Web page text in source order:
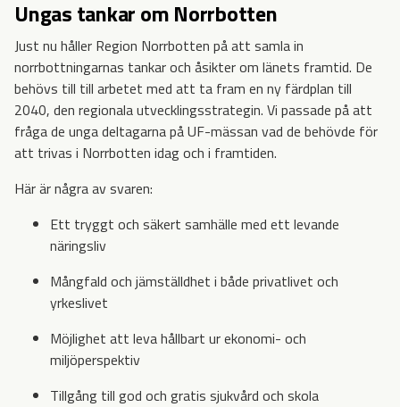
Ungas tankar om Norrbotten
Just nu håller Region Norrbotten på att samla in
norrbottningarnas tankar och åsikter om länets framtid. De
behövs till till arbetet med att ta fram en ny färdplan till
2040, den regionala utvecklingsstrategin. Vi passade på att
fråga de unga deltagarna på UF-mässan vad de behövde för
att trivas i Norrbotten idag och i framtiden.
Här är några av svaren:
Ett tryggt och säkert samhälle med ett levande
näringsliv
Mångfald och jämställdhet i både privatlivet och
yrkeslivet
Möjlighet att leva hållbart ur ekonomi- och
miljöperspektiv
Tillgång till god och gratis sjukvård och skola